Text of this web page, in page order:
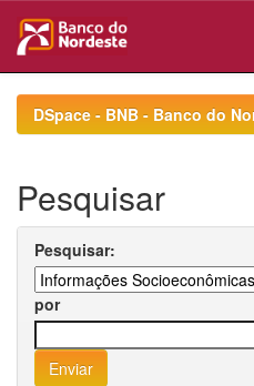
navigationDSpace - BNB - Banco do
Pesquisar
Pesquisar:
por